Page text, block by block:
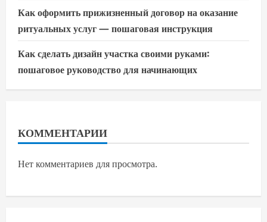
Как оформить прижизненный договор на оказание
ритуальных услуг — пошаговая инструкция
Как сделать дизайн участка своими руками:
пошаговое руководство для начинающих
КОММЕНТАРИИ
Нет комментариев для просмотра.